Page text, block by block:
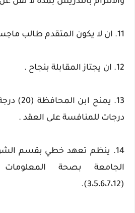
11. ان لا يكون المتقدم طالب ماجستير او دكتوراه .
12. ان يجتاز المقابلة بنجاح .
درجات للمنافسة على العقد .
14. ينظم تعهد خطي بقسم
الجامعة بصحة المعلومات
(3،5،6،7،12).